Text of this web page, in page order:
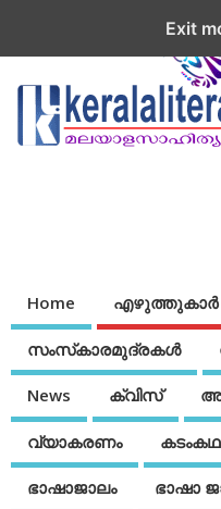
Home എഴുത്തുകാര്‍
സംസ്‌കാരമുദ്രകള്‍
News ക്വിസ്
വ്യാകരണം
ഭാഷാജാലം ഭാഷാ
Exit